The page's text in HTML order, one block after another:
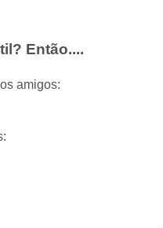
Então....
amigos: